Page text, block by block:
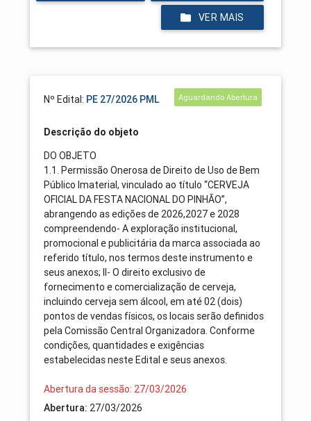
VER MAIS
Nº Edital: PE 27/2026 PML Aguardando Abertura
Descrição do objeto
DO OBJETO
1.1. Permissão Onerosa de Direito de Uso de Bem
Público Imaterial, vinculado ao título “CERVEJA
OFICIAL DA FESTA NACIONAL DO PINHÃO”,
abrangendo as edições de 2026,2027 e 2028
compreendendo- A exploração institucional,
promocional e publicitária da marca associada ao
referido título, nos termos deste instrumento e
seus anexos; II- O direito exclusivo de
fornecimento e comercialização de cerveja,
incluindo cerveja sem álcool, em até 02 (dois)
pontos de vendas físicos, os locais serão definidos
pela Comissão Central Organizadora. Conforme
condições, quantidades e exigências
estabelecidas neste Edital e seus anexos.
Abertura da sessão: 27/03/2026
Abertura: 27/03/2026